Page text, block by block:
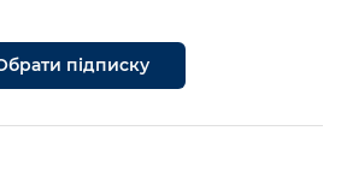
підписку